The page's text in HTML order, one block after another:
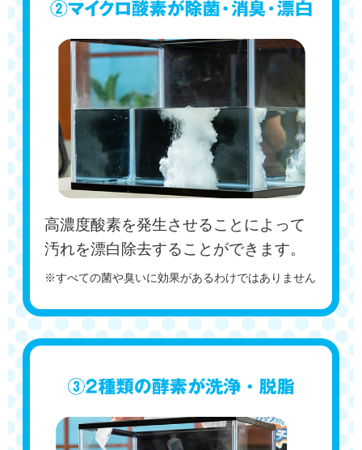
高濃度酸素を発生させることによって
汚れを漂白除去することができます。
※すべての菌や臭いに効果があるわけではありません